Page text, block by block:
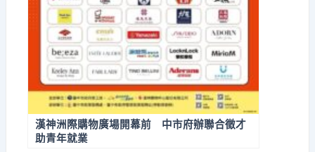
漢神洲際購物廣場開幕前 中市府辦聯合徵才
助青年就業